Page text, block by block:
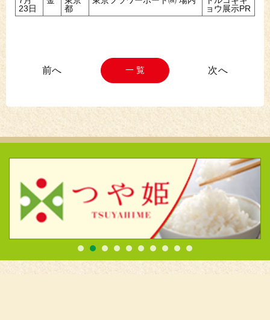
23日
都
ョウ展示PR
一 覧